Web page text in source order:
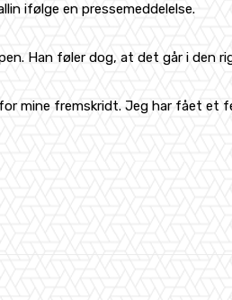
ifølge en pressemeddelelse.
Han føler dog, at det går i den
mine fremskridt. Jeg har fået et